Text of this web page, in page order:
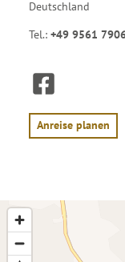
Deutschland
Tel.: +49 9561
F
a
c
e
b
Anreise planen